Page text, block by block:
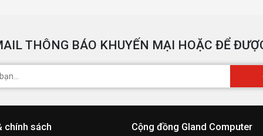
THÔNG BÁO KHUYẾN MẠI HOẶC ĐỂ
chính sách Cộng đồng Gland Computer